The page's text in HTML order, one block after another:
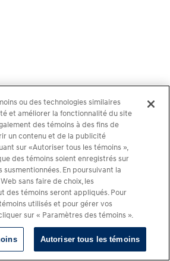
ou des technologies similaires
et améliorer la fonctionnalité du site
des témoins à des fins de
un contenu et de la publicité
sur «Autoriser tous les témoins »,
des témoins soient enregistrés sur
En poursuivant la
sans faire de choix, les
des témoins seront appliqués. Pour
utilisés et pour gérer vos
sur « Paramètres des témoins ».
Autoriser tous les témoins